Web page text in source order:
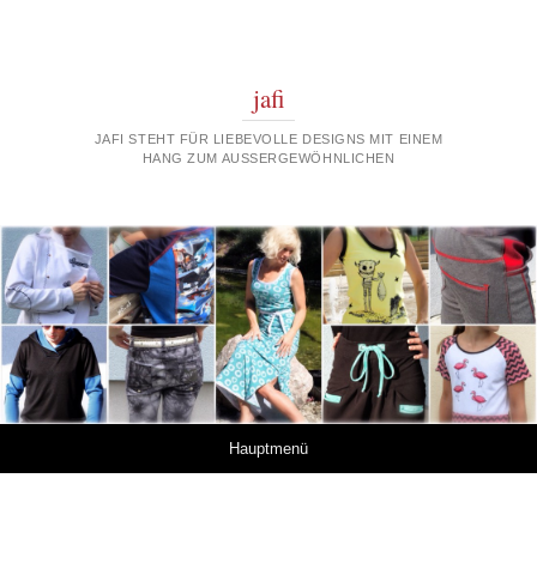
jafi
JAFI STEHT FÜR LIEBEVOLLE DESIGNS MIT EINEM
HANG ZUM AUSSERGEWÖHNLICHEN
Hauptmenü